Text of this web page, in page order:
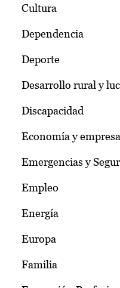
Cultura
Dependencia
Deporte
Desarrollo rural y
Discapacidad
Economía y
Emergencias y
Empleo
Energía
Europa
Familia